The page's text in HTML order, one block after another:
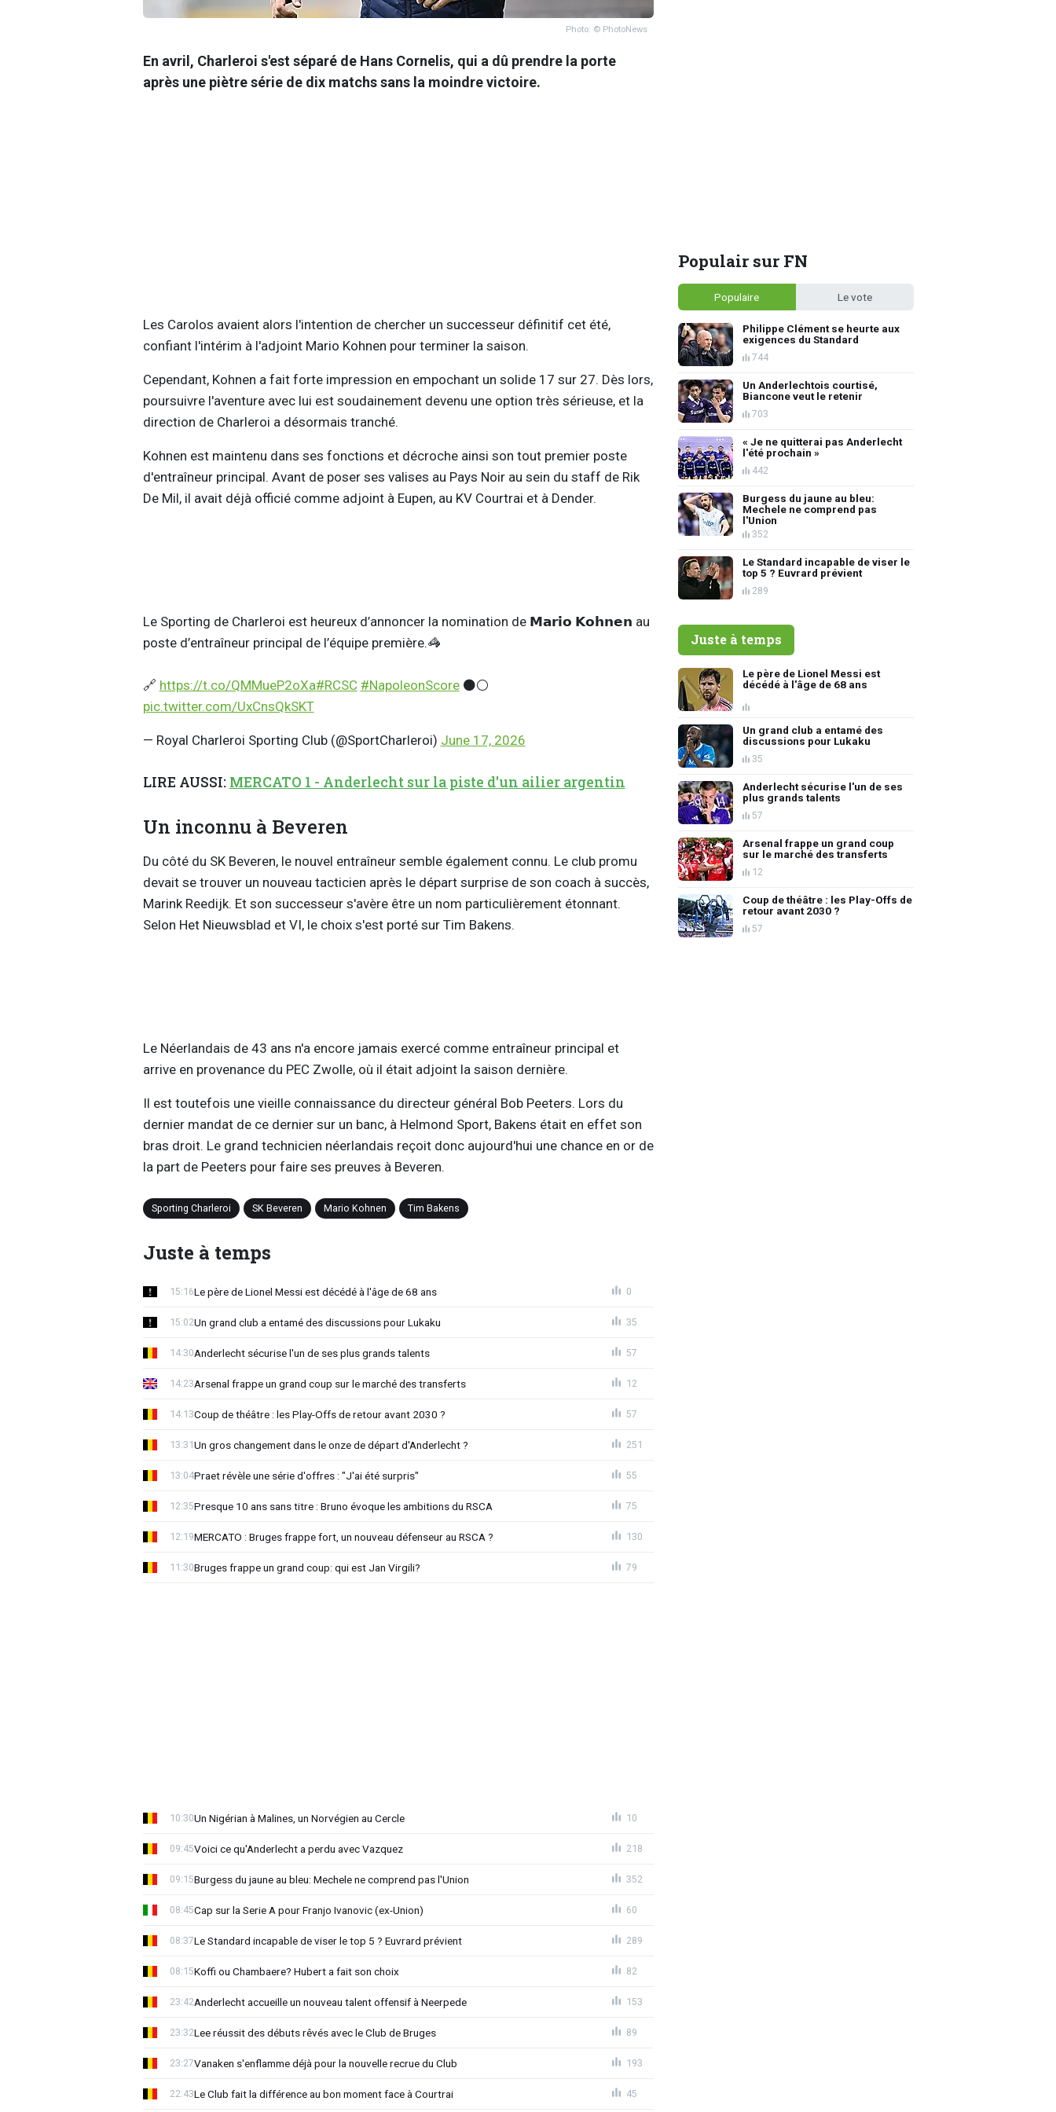
Photo: © PhotoNews
En avril, Charleroi s'est séparé de Hans Cornelis, qui a dû prendre la porte
après une piètre série de dix matchs sans la moindre victoire.
Les Carolos avaient alors l'intention de chercher un successeur définitif cet été,
confiant l'intérim à l'adjoint Mario Kohnen pour terminer la saison.
Cependant, Kohnen a fait forte impression en empochant un solide 17 sur 27. Dès lors,
poursuivre l'aventure avec lui est soudainement devenu une option très sérieuse, et la
direction de Charleroi a désormais tranché.
Kohnen est maintenu dans ses fonctions et décroche ainsi son tout premier poste
d'entraîneur principal. Avant de poser ses valises au Pays Noir au sein du staff de Rik
De Mil, il avait déjà officié comme adjoint à Eupen, au KV Courtrai et à Dender.
Le Sporting de Charleroi est heureux d’annoncer la nomination de 𝗠𝗮𝗿𝗶𝗼 𝗞𝗼𝗵𝗻𝗲𝗻 au
poste d’entraîneur principal de l’équipe première.🦓
🔗 https://t.co/QMMueP2oXa#RCSC #NapoleonScore⚫️⚪️
pic.twitter.com/UxCnsQkSKT
— Royal Charleroi Sporting Club (@SportCharleroi) June 17, 2026
LIRE AUSSI: MERCATO 1 - Anderlecht sur la piste d'un ailier argentin
Un inconnu à Beveren
Du côté du SK Beveren, le nouvel entraîneur semble également connu. Le club promu
devait se trouver un nouveau tacticien après le départ surprise de son coach à succès,
Marink Reedijk. Et son successeur s'avère être un nom particulièrement étonnant.
Selon Het Nieuwsblad et VI, le choix s'est porté sur Tim Bakens.
Le Néerlandais de 43 ans n'a encore jamais exercé comme entraîneur principal et
arrive en provenance du PEC Zwolle, où il était adjoint la saison dernière.
Il est toutefois une vieille connaissance du directeur général Bob Peeters. Lors du
dernier mandat de ce dernier sur un banc, à Helmond Sport, Bakens était en effet son
bras droit. Le grand technicien néerlandais reçoit donc aujourd'hui une chance en or de
la part de Peeters pour faire ses preuves à Beveren.
Sporting Charleroi SK Beveren Mario Kohnen Tim Bakens
Juste à temps
Le père de Lionel Messi est décédé à l'âge de 68 ans
15:16 0
Un grand club a entamé des discussions pour Lukaku
15:02 35
Anderlecht sécurise l'un de ses plus grands talents
14:30 57
Arsenal frappe un grand coup sur le marché des transferts
14:23 12
Coup de théâtre : les Play-Offs de retour avant 2030 ?
14:13 57
Un gros changement dans le onze de départ d'Anderlecht ?
13:31 251
Praet révèle une série d'offres : "J'ai été surpris"
13:04 55
Presque 10 ans sans titre : Bruno évoque les ambitions du RSCA
12:35 75
MERCATO : Bruges frappe fort, un nouveau défenseur au RSCA ?
12:19 130
Bruges frappe un grand coup: qui est Jan Virgili?
11:30 79
Un Nigérian à Malines, un Norvégien au Cercle
10:30 10
Voici ce qu'Anderlecht a perdu avec Vazquez
09:45 218
Burgess du jaune au bleu: Mechele ne comprend pas l'Union
09:15 352
Cap sur la Serie A pour Franjo Ivanovic (ex-Union)
08:45 60
Le Standard incapable de viser le top 5 ? Euvrard prévient
08:37 289
Koffi ou Chambaere? Hubert a fait son choix
08:15 82
Anderlecht accueille un nouveau talent offensif à Neerpede
23:42 153
Lee réussit des débuts rêvés avec le Club de Bruges
23:32 89
Vanaken s'enflamme déjà pour la nouvelle recrue du Club
23:27 193
Le Club fait la différence au bon moment face à Courtrai
22:43 45
Populair sur FN
Populaire Le vote
Philippe Clément se heurte aux
exigences du Standard
744
Un Anderlechtois courtisé,
Biancone veut le retenir
703
« Je ne quitterai pas Anderlecht
l'été prochain »
442
Burgess du jaune au bleu:
Mechele ne comprend pas
l'Union
352
Le Standard incapable de viser le
top 5 ? Euvrard prévient
289
Juste à temps
Le père de Lionel Messi est
décédé à l'âge de 68 ans
Un grand club a entamé des
discussions pour Lukaku
35
Anderlecht sécurise l'un de ses
plus grands talents
57
Arsenal frappe un grand coup
sur le marché des transferts
12
Coup de théâtre : les Play-Offs de
retour avant 2030 ?
57